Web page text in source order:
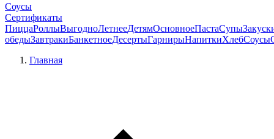
Соусы
Сертификаты
ПиццаРоллыВыгодноЛетнееДетямОсновноеПастаСупы
обедыЗавтракиБанкетноеДесертыГарнирыНапиткиХлебСоусы
Главная